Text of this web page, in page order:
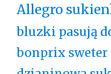
Allegro
bluzki pasują
bonprix sweter